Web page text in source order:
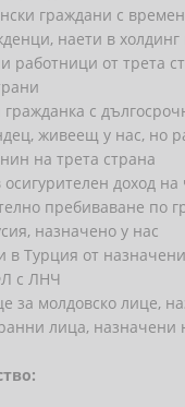
граждани с
наети в холдинг
от трета
с
живеещ у нас, но
на трета страна
доход
пребиваване по
назначено у нас
Турция от
с ЛНЧ
за молдовско лице,
лица, назначени